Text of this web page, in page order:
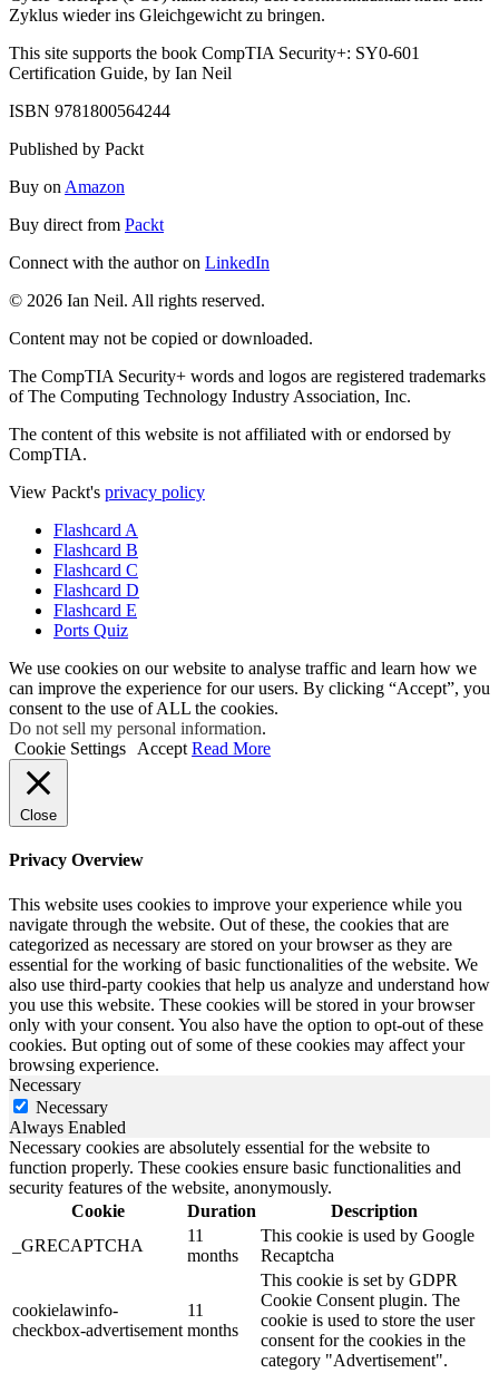
Zyklus wieder ins Gleichgewicht zu bringen.
This site supports the book CompTIA Security+: SY0-601
Certification Guide, by Ian Neil
ISBN 9781800564244
Published by Packt
Buy on Amazon
Buy direct from Packt
Connect with the author on LinkedIn
© 2026 Ian Neil. All rights reserved.
Content may not be copied or downloaded.
The CompTIA Security+ words and logos are registered trademarks
of The Computing Technology Industry Association, Inc.
The content of this website is not affiliated with or endorsed by
CompTIA.
View Packt's privacy policy
Flashcard A
Flashcard B
Flashcard C
Flashcard D
Flashcard E
Ports Quiz
We use cookies on our website to analyse traffic and learn how we
can improve the experience for our users. By clicking “Accept”, you
consent to the use of ALL the cookies.
Do not sell my personal information.
Cookie Settings
Accept Read More
Close
Privacy Overview
This website uses cookies to improve your experience while you
navigate through the website. Out of these, the cookies that are
categorized as necessary are stored on your browser as they are
essential for the working of basic functionalities of the website. We
also use third-party cookies that help us analyze and understand how
you use this website. These cookies will be stored in your browser
only with your consent. You also have the option to opt-out of these
cookies. But opting out of some of these cookies may affect your
browsing experience.
Necessary
Necessary
Always Enabled
Necessary cookies are absolutely essential for the website to
function properly. These cookies ensure basic functionalities and
security features of the website, anonymously.
Cookie
Duration
Description
_GRECAPTCHA
11
months
This cookie is used by Google
Recaptcha
cookielawinfo-
checkbox-advertisement
11
months
This cookie is set by GDPR
Cookie Consent plugin. The
cookie is used to store the user
consent for the cookies in the
category "Advertisement".